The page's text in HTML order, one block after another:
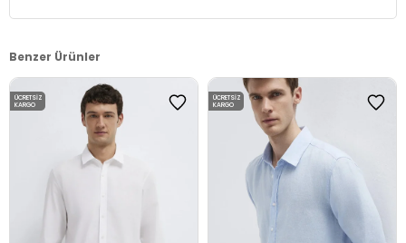
Benzer Ürünler
ÜCRETSIZ
KARGO
ÜCRETSIZ
KARGO